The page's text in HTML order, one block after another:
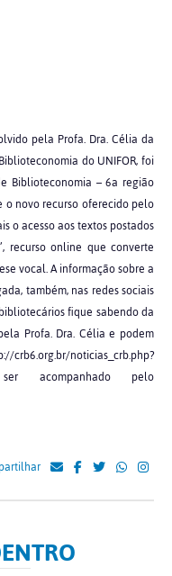
pela Profa. Dra. Célia da
do UNIFOR, foi
Biblioteconomia – 6a região
o novo recurso oferecido pelo
o acesso aos textos postados
recurso online que converte
vocal. A informação sobre a
também, nas redes sociais
fique sabendo da
Profa. Dra. Célia e podem
noticias_crb.php?
acompanhado pelo